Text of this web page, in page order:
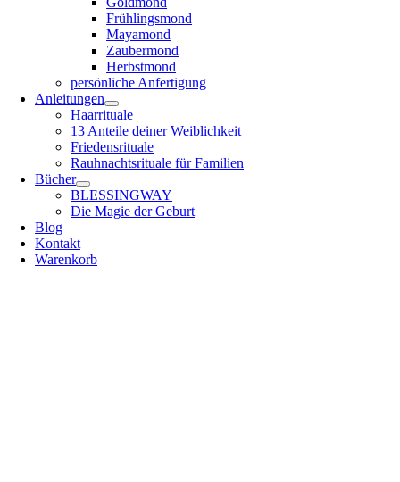
Frühlingsmond
Mayamond
Zaubermond
Herbstmond
persönliche Anfertigung
Anleitungen
Haarrituale
13 Anteile deiner Weiblichkeit
Friedensrituale
Rauhnachtsrituale für Familien
Bücher
BLESSINGWAY
Die Magie der Geburt
Blog
Kontakt
Warenkorb